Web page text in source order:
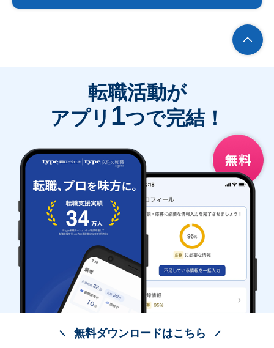
転職活動が
アプリ 1つで完結！
無料ダウンロードはこちら